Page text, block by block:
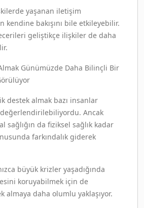
yaşanan iletişim
bakışını bile etkileyebilir.
geliştikçe ilişkiler de daha
Günümüzde Daha Bilinçli Bir
destek almak bazı insanlar
değerlendirilebiliyordu. Ancak
sağlığın da fiziksel sağlık kadar
farkındalık giderek
büyük krizler yaşadığında
koruyabilmek için de
almaya daha olumlu yaklaşıyor.